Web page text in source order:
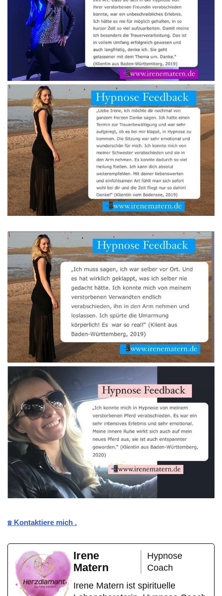
☎️ Kontaktiere mich .
Irene
Matern
Hypnose
Coach
Irene Matern ist spirituelle